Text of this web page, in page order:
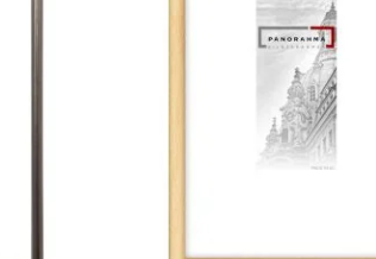
ZUR VERGLEICHSLISTE